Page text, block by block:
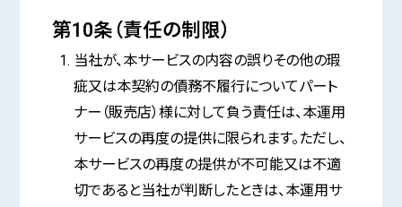
第10条（責任の制限）
当社が、本サービスの内容の誤りその他の瑕
疵又は本契約の債務不履行についてパート
ナー（販売店）様に対して負う責任は、本運用
サービスの再度の提供に限られます。ただし、
本サービスの再度の提供が不可能又は不適
切であると当社が判断したときは、本運用サ